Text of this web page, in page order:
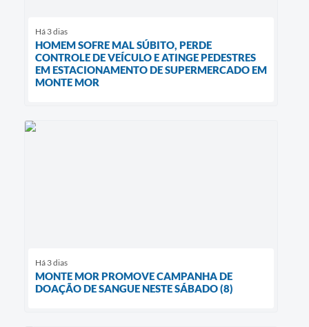
Há 3 dias
HOMEM SOFRE MAL SÚBITO, PERDE
CONTROLE DE VEÍCULO E ATINGE PEDESTRES
EM ESTACIONAMENTO DE SUPERMERCADO EM
MONTE MOR
Há 3 dias
MONTE MOR PROMOVE CAMPANHA DE
DOAÇÃO DE SANGUE NESTE SÁBADO (8)